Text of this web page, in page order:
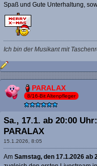
Spaß und Gute Unterhaltung,
Ich bin der Musikant mit
PARALAX
8/16-Bit Altenpfleger
Sa., 17.1. ab 20:00
PARALAX
15.1.2026, 8:05
Am Samstag, den 17.1.2026 ab